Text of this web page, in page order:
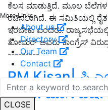
More Links
About us
Directory
Our Team
Contact
CLOSE
ಕೆಲಸ ಮಾಡುತ್ತಿದೆ. ಮೂಲ
ರಚಿಸಲಾಗಿದೆ. ಈ ಸಮಿತಿಯಲ್ಲಿ
ಇರಬೇಕು ಎಂದರು.
ತೋಮರ್ ಅವರು ಕಾಂಗ್ರೆಸ್
---------
PM Kisan|
ಕಂತು: ಹೊಸ